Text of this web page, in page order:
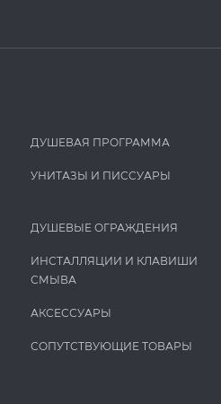
ДУШЕВАЯ ПРОГРАММА
УНИТАЗЫ И ПИCCУАРЫ
ДУШЕВЫЕ ОГРАЖДЕНИЯ
ИНСТАЛЛЯЦИИ И КЛАВИШИ
СМЫВА
АКСЕССУАРЫ
СОПУТСТВУЮЩИЕ ТОВАРЫ